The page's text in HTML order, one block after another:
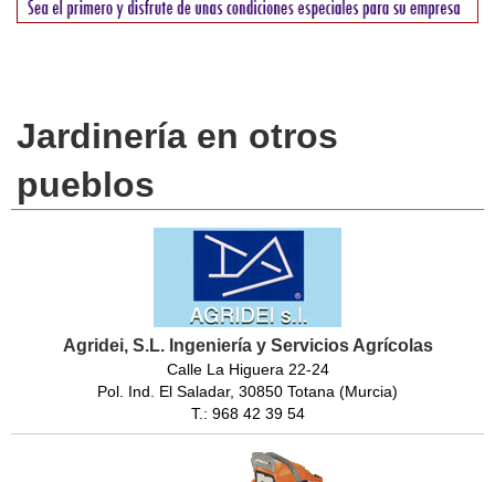
Jardinería en otros
pueblos
Agridei, S.L. Ingeniería y Servicios Agrícolas
Calle La Higuera 22-24
Pol. Ind. El Saladar, 30850 Totana (Murcia)
T.: 968 42 39 54